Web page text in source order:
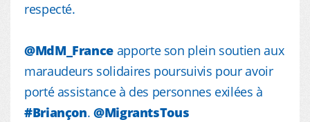
respecté.
@MdM_France apporte son plein soutien aux
maraudeurs solidaires poursuivis pour avoir
porté assistance à des personnes exilées à
#Briançon.@MigrantsTous